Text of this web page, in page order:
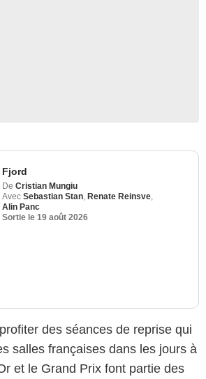
Fjord
De Cristian Mungiu
Avec Sebastian Stan Renate Reinsve
Alin Panc
Sortie le 19 août 2026
des séances de reprise qui
salles françaises dans les jours à
et le Grand Prix font partie des